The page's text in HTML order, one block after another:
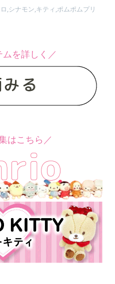
,シナモン,キティ,ポムポムプリ
を詳しく／
はこちら／